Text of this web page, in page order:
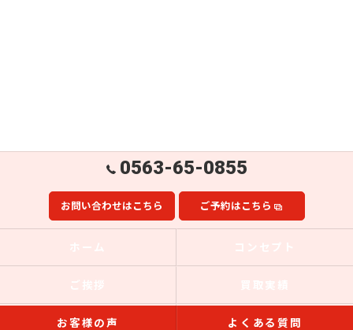
0563-65-0855
お問い合わせはこちら ご予約はこちら
お客様の声 よくある質問